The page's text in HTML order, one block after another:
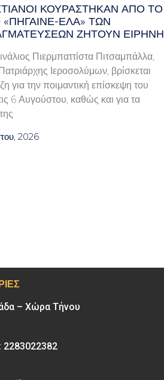
ΚΟΥΡΆΣΤΗΚΑΝ ΑΠΌ ΤΟ
ΈΛΑ» ΤΩΝ
ΖΗΤΟΎΝ ΕΙΡΉΝΗ
Πιερμπαττίστα Πιτσαμπάλλα,
Ιεροσολύμων, βρίσκεται
για την ποιμαντική επίσκεψη του
6 Αυγούστου, καθώς και για τα
2026
– Χώρα Τήνου